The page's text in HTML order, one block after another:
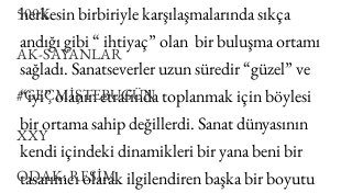
500K
AK-SAYANLAR
#GEÇMİŞTEBUGÜN
XXY
ODAK: RESİM
herkesin birbiriyle karşılaşmalarında sıkça
andığı gibi “ ihtiyaç” olan  bir buluşma ortamı
sağladı. Sanatseverler uzun süredir “güzel” ve
“iyi” olanın etrafında toplanmak için böylesi
bir ortama sahip değillerdi. Sanat dünyasının
kendi içindeki dinamikleri bir yana beni bir
tasarımcı olarak ilgilendiren başka bir boyutu